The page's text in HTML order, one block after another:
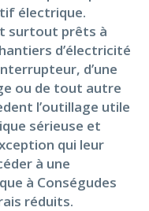
électrique.
surtout prêts à
d’électricité
d’une
ou de tout autre
l’outillage utile
sérieuse et
qui leur
à une
à Conségudes
réduits.